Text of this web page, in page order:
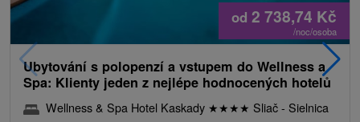
od 2 738,74 Kč
/noc/osoba
Ubytování s polopenzí a vstupem do Wellness a
Spa: Klienty jeden z nejlépe hodnocených hotelů
Wellness & Spa Hotel Kaskady ★★★★ Sliač - Sielnica